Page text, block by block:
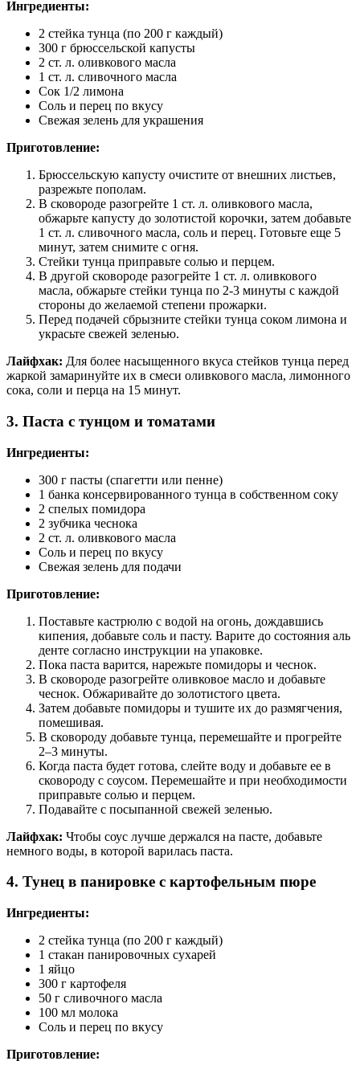
Ингредиенты:
2 стейка тунца (по 200 г каждый)
300 г брюссельской капусты
2 ст. л. оливкового масла
1 ст. л. сливочного масла
Сок 1/2 лимона
Соль и перец по вкусу
Свежая зелень для украшения
Приготовление:
Брюссельскую капусту очистите от внешних листьев,
разрежьте пополам.
В сковороде разогрейте 1 ст. л. оливкового масла,
обжарьте капусту до золотистой корочки, затем добавьте
1 ст. л. сливочного масла, соль и перец. Готовьте еще 5
минут, затем снимите с огня.
Стейки тунца приправьте солью и перцем.
В другой сковороде разогрейте 1 ст. л. оливкового
масла, обжарьте стейки тунца по 2-3 минуты с каждой
стороны до желаемой степени прожарки.
Перед подачей сбрызните стейки тунца соком лимона и
украсьте свежей зеленью.
Лайфхак: Для более насыщенного вкуса стейков тунца перед
жаркой замаринуйте их в смеси оливкового масла, лимонного
сока, соли и перца на 15 минут.
3. Паста с тунцом и томатами
Ингредиенты:
300 г пасты (спагетти или пенне)
1 банка консервированного тунца в собственном соку
2 спелых помидора
2 зубчика чеснока
2 ст. л. оливкового масла
Соль и перец по вкусу
Свежая зелень для подачи
Приготовление:
Поставьте кастрюлю с водой на огонь, дождавшись
кипения, добавьте соль и пасту. Варите до состояния аль
денте согласно инструкции на упаковке.
Пока паста варится, нарежьте помидоры и чеснок.
В сковороде разогрейте оливковое масло и добавьте
чеснок. Обжаривайте до золотистого цвета.
Затем добавьте помидоры и тушите их до размягчения,
помешивая.
В сковороду добавьте тунца, перемешайте и прогрейте
2–3 минуты.
Когда паста будет готова, слейте воду и добавьте ее в
сковороду с соусом. Перемешайте и при необходимости
приправьте солью и перцем.
Подавайте с посыпанной свежей зеленью.
Лайфхак: Чтобы соус лучше держался на пасте, добавьте
немного воды, в которой варилась паста.
4. Тунец в панировке с картофельным пюре
Ингредиенты:
2 стейка тунца (по 200 г каждый)
1 стакан панировочных сухарей
1 яйцо
300 г картофеля
50 г сливочного масла
100 мл молока
Соль и перец по вкусу
Приготовление: